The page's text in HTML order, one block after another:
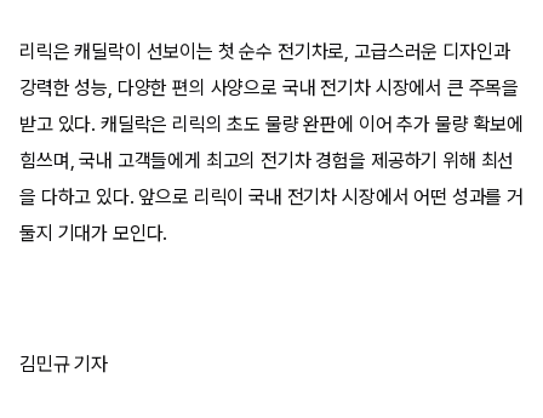
리릭은 캐딜락이 선보이는 첫 순수 전기차로, 고급스러운 디자인과
강력한 성능, 다양한 편의 사양으로 국내 전기차 시장에서 큰 주목을
받고 있다. 캐딜락은 리릭의 초도 물량 완판에 이어 추가 물량 확보에
힘쓰며, 국내 고객들에게 최고의 전기차 경험을 제공하기 위해 최선
을 다하고 있다. 앞으로 리릭이 국내 전기차 시장에서 어떤 성과를 거
둘지 기대가 모인다.
김민규 기자